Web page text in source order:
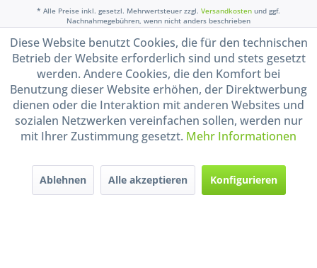
* Alle Preise inkl. gesetzl. Mehrwertsteuer zzgl. Versandkosten und ggf.
Nachnahmegebühren, wenn nicht anders beschrieben
Widerruf erklären
Gestaltung, Shop-Setup, Management & Hosting durch Ternum Internet Servicesmit
Shopware
Diese Website benutzt Cookies, die für den technischen
Betrieb der Website erforderlich sind und stets gesetzt
werden. Andere Cookies, die den Komfort bei
Benutzung dieser Website erhöhen, der Direktwerbung
dienen oder die Interaktion mit anderen Websites und
sozialen Netzwerken vereinfachen sollen, werden nur
mit Ihrer Zustimmung gesetzt. Mehr Informationen
Ablehnen Alle akzeptieren Konfigurieren